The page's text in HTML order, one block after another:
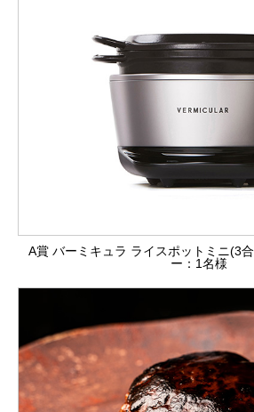
A賞 バーミキュラ ライスポットミニ(3
ー：1名様